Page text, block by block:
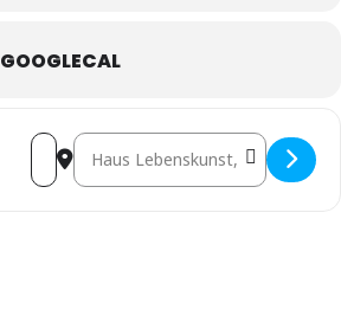
GOOGLECAL
Address - Berlin: Marc & Naftali
Destination Address - Berlin: